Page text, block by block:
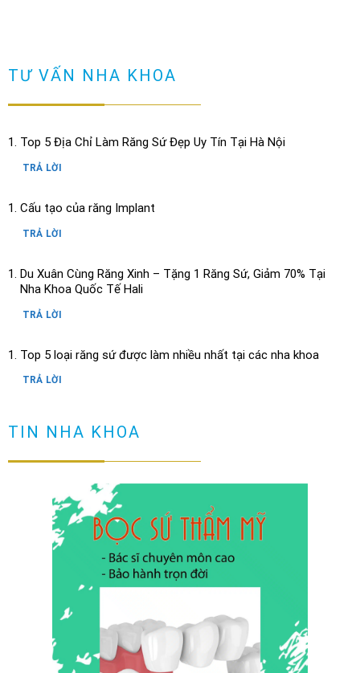
TƯ VẤN NHA KHOA
Top 5 Địa Chỉ Làm Răng Sứ Đẹp Uy Tín Tại Hà Nội
TRẢ LỜI
Cấu tạo của răng Implant
TRẢ LỜI
Du Xuân Cùng Răng Xinh – Tặng 1 Răng Sứ, Giảm 70% Tại
Nha Khoa Quốc Tế Hali
TRẢ LỜI
Top 5 loại răng sứ được làm nhiều nhất tại các nha khoa
TRẢ LỜI
Cầu răng sứ là gì? Làm cầu răng sứ có tốt không?
TRẢ LỜI
Làm sao để ngăn ngừa răng hô sau khi niềng?
Niềng răng có đau không? Tìm hiểu quy trình niềng răng
TRẢ LỜI
TIN NHA KHOA